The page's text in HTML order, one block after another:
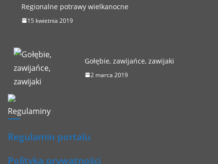
Regionalne potrawy wielkanocne
15 kwietnia 2019
Gołębie, zawijańce, zawijaki
2 marca 2019
Regulaminy
Regulamin portalu
Polityka prywatności